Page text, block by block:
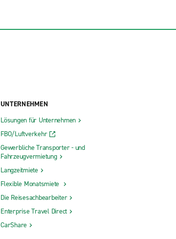
UNTERNEHMEN
Lösungen für Unternehmen
FBO/Luftverkehr
Gewerbliche Transporter - und
Fahrzeugvermietung
Langzeitmiete
Flexible Monatsmiete
Die Reisesachbearbeiter
Enterprise Travel Direct
CarShare